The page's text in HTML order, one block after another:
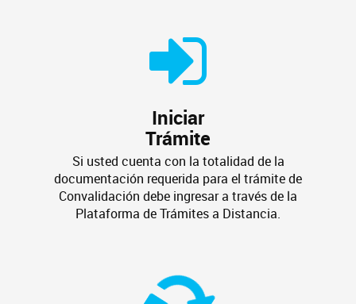
Iniciar
Trámite
Si usted cuenta con la totalidad de la
documentación requerida para el trámite de
Convalidación debe ingresar a través de la
Plataforma de Trámites a Distancia.